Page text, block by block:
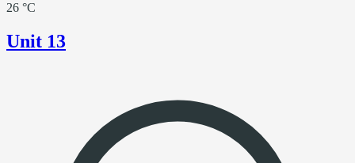
26 °C
Unit 13